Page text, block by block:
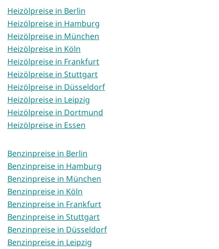
Heizölpreise in Berlin
Heizölpreise in Hamburg
Heizölpreise in München
Heizölpreise in Köln
Heizölpreise in Frankfurt
Heizölpreise in Stuttgart
Heizölpreise in Düsseldorf
Heizölpreise in Leipzig
Heizölpreise in Dortmund
Heizölpreise in Essen
Benzinpreise in Berlin
Benzinpreise in Hamburg
Benzinpreise in München
Benzinpreise in Köln
Benzinpreise in Frankfurt
Benzinpreise in Stuttgart
Benzinpreise in Düsseldorf
Benzinpreise in Leipzig